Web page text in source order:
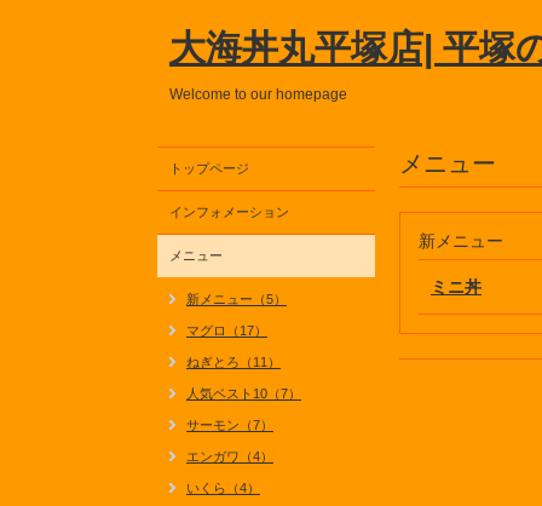
大海丼丸平塚店| 平塚
Welcome to our homepage
メニュー
新メニュー
ミニ丼
トップページ
インフォメーション
メニュー
新メニュー（5）
マグロ（17）
ねぎとろ（11）
人気ベスト10（7）
サーモン（7）
エンガワ（4）
いくら（4）